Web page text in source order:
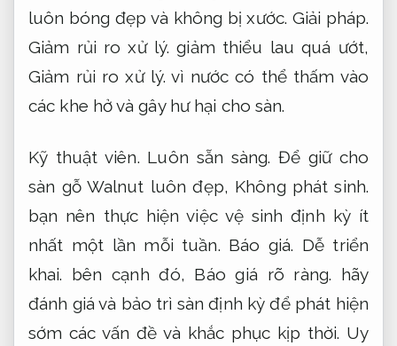
luôn bóng đẹp và không bị xước. Giải pháp.
Giảm rủi ro xử lý. giảm thiểu lau quá ướt,
Giảm rủi ro xử lý. vì nước có thể thấm vào
các khe hở và gây hư hại cho sàn.
Kỹ thuật viên. Luôn sẵn sàng. Để giữ cho
sàn gỗ Walnut luôn đẹp, Không phát sinh.
bạn nên thực hiện việc vệ sinh định kỳ ít
nhất một lần mỗi tuần. Báo giá. Dễ triển
khai. bên cạnh đó, Báo giá rõ ràng. hãy
đánh giá và bảo trì sàn định kỳ để phát hiện
sớm các vấn đề và khắc phục kịp thời. Uy